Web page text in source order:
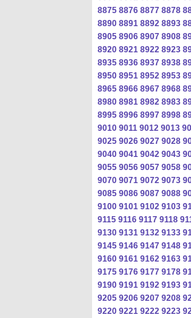
8875 8876 8877 8878
8890 8891 8892 8893
8905 8906 8907 8908
8920 8921 8922 8923
8935 8936 8937 8938
8950 8951 8952 8953
8965 8966 8967 8968
8980 8981 8982 8983
8995 8996 8997 8998
9010 9011 9012 9013
9025 9026 9027 9028
9040 9041 9042 9043
9055 9056 9057 9058
9070 9071 9072 9073
9085 9086 9087 9088
9100 9101 9102 9103
9115 9116 9117 9118
9130 9131 9132 9133
9145 9146 9147 9148
9160 9161 9162 9163
9175 9176 9177 9178
9190 9191 9192 9193
9205 9206 9207 9208
9220 9221 9222 9223